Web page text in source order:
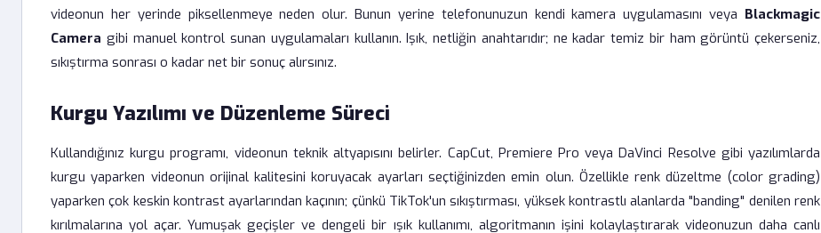
videonun her yerinde piksellenmeye neden olur. Bunun yerine telefonunuzun kendi kamera uygulamasını veya Blackmagic
Camera gibi manuel kontrol sunan uygulamaları kullanın. Işık, netliğin anahtarıdır; ne kadar temiz bir ham görüntü çekerseniz,
sıkıştırma sonrası o kadar net bir sonuç alırsınız.
Kurgu Yazılımı ve Düzenleme Süreci
Kullandığınız kurgu programı, videonun teknik altyapısını belirler. CapCut, Premiere Pro veya DaVinci Resolve gibi yazılımlarda
kurgu yaparken videonun orijinal kalitesini koruyacak ayarları seçtiğinizden emin olun. Özellikle renk düzeltme (color grading)
yaparken çok keskin kontrast ayarlarından kaçının; çünkü TikTok'un sıkıştırması, yüksek kontrastlı alanlarda "banding" denilen renk
kırılmalarına yol açar. Yumuşak geçişler ve dengeli bir ışık kullanımı, algoritmanın işini kolaylaştırarak videonuzun daha canlı